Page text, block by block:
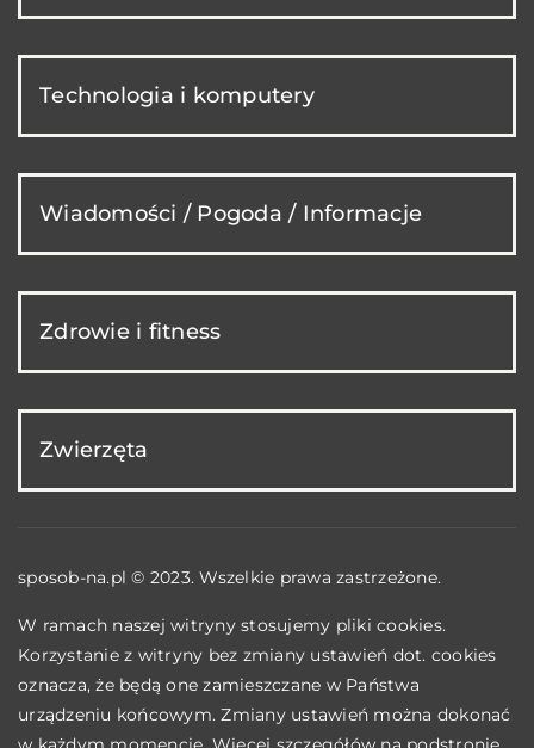
Technologia i komputery
Wiadomości / Pogoda / Informacje
Zdrowie i fitness
Zwierzęta
sposob-na.pl © 2023. Wszelkie prawa zastrzeżone.
W ramach naszej witryny stosujemy pliki cookies.
Korzystanie z witryny bez zmiany ustawień dot. cookies
oznacza, że będą one zamieszczane w Państwa
urządzeniu końcowym. Zmiany ustawień można dokonać